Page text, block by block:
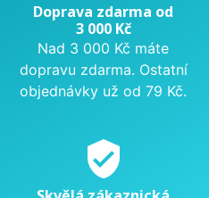
Doprava zdarma od
3 000 Kč
Nad 3 000 Kč máte
dopravu zdarma. Ostatní
objednávky už od 79 Kč.
verified_user